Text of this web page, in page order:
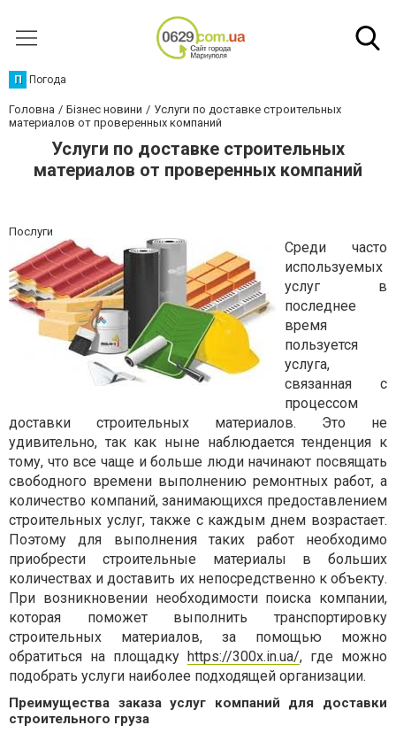
П Погода
Головна Бізнес новини
Услуги по доставке строительных
материалов от проверенных компаний
Услуги по доставке строительных
материалов от проверенных компаний
Послуги
Среди часто
используемых
услуг в
последнее
время
пользуется
услуга,
связанная с
процессом
доставки строительных материалов. Это не
удивительно, так как ныне наблюдается тенденция к
тому, что все чаще и больше люди начинают посвящать
свободного времени выполнению ремонтных работ, а
количество компаний, занимающихся предоставлением
строительных услуг, также с каждым днем возрастает.
Поэтому для выполнения таких работ необходимо
приобрести строительные материалы в больших
количествах и доставить их непосредственно к объекту.
При возникновении необходимости поиска компании,
которая поможет выполнить транспортировку
строительных материалов, за помощью можно
обратиться на площадку https://300x.in.ua/, где можно
подобрать услуги наиболее подходящей организации.
Преимущества заказа услуг компаний для доставки
строительного груза